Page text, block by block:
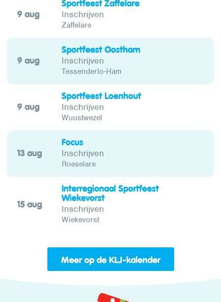
9 aug
Sportfeest Zaffelare
Inschrijven
Zaffelare
9 aug
Sportfeest Oostham
Inschrijven
Tessenderlo-Ham
9 aug
Sportfeest Loenhout
Inschrijven
Wuustwezel
13 aug
Focus
Inschrijven
Roeselare
15 aug
Interregionaal Sportfeest
Wiekevorst
Inschrijven
Wiekevorst
Meer op de KLJ-kalender